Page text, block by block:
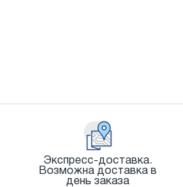
Экспресс-доставка.
Возможна доставка в
день заказа